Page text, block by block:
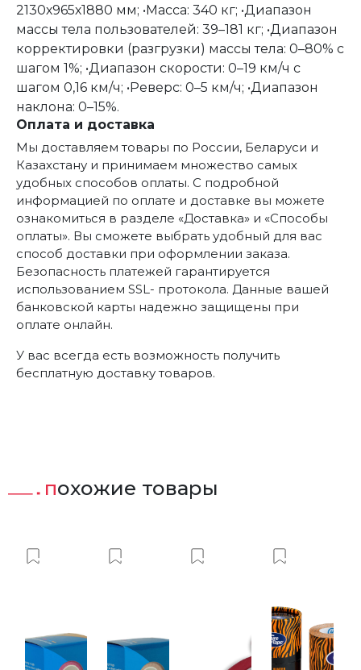
2130х965х1880 мм; •Масса: 340 кг; •Диапазон
массы тела пользователей: 39–181 кг; •Диапазон
корректировки (разгрузки) массы тела: 0–80% с
шагом 1%; •Диапазон скорости: 0–19 км/ч с
шагом 0,16 км/ч; •Реверс: 0–5 км/ч; •Диапазон
наклона: 0–15%.
Оплата и доставка
Мы доставляем товары по России, Беларуси и
Казахстану и принимаем множество самых
удобных способов оплаты. С подробной
информацией по оплате и доставке вы можете
ознакомиться в разделе «Доставка» и «Способы
оплаты». Вы сможете выбрать удобный для вас
способ доставки при оформлении заказа.
Безопасность платежей гарантируется
использованием SSL- протокола. Данные вашей
банковской карты надежно защищены при
оплате онлайн.
У вас всегда есть возможность получить
бесплатную доставку товаров.
похожие товары
в Вишлист
Добавить в ВишлистДобавить в ВишлистДобавить в Вишлист